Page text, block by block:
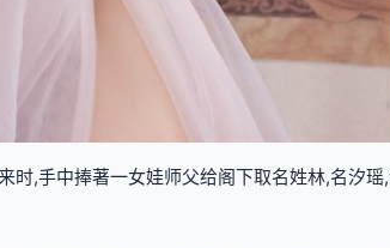
,手中捧著一女娃师父给阁下取名姓林,名汐